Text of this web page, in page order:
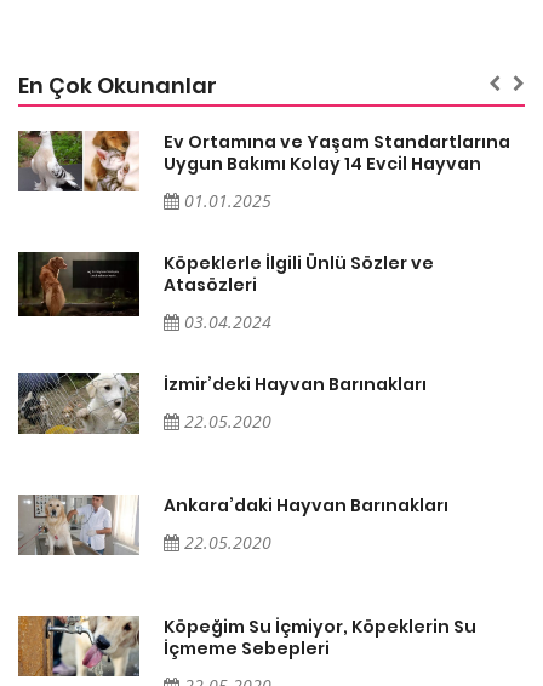
En Çok Okunanlar
Ev Ortamına ve Yaşam Standartlarına
Uygun Bakımı Kolay 14 Evcil Hayvan
01.01.2025
Köpeklerle İlgili Ünlü Sözler ve
Atasözleri
03.04.2024
İzmir’deki Hayvan Barınakları
22.05.2020
Ankara’daki Hayvan Barınakları
22.05.2020
Köpeğim Su İçmiyor, Köpeklerin Su
İçmeme Sebepleri